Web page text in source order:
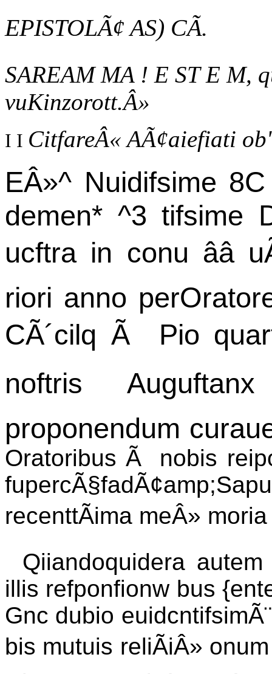
EPISTOLÃ¢AS) CÃ.
SAREAM MA ! E ST E M,
vuKinzorott.Â»
I I CitfareÂ« AÃ¢aiefiati
EÂ»^ Nuidifsime
demen* ^3 tifsime
ucftra in conu
riori anno
CÃ´cilq Ã Pio
noftris
proponendum
Oratoribus Ã nobis
recenttÃima meÂ»
Qiiandoquidera
illis refponfionw bus
Gnc dubio
bis mutuis reliÃiÂ»